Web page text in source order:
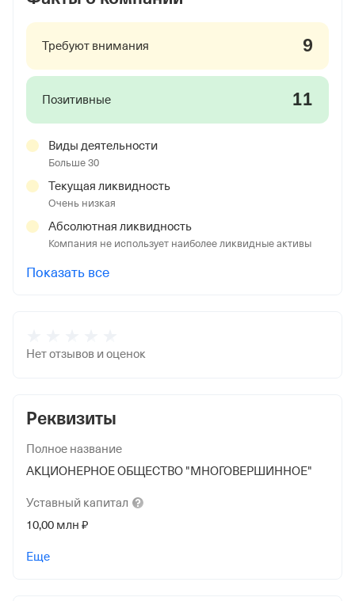
Реквизиты
Полное название
АКЦИОНЕРНОЕ ОБЩЕСТВО "МНОГОВЕРШИННОЕ"
Уставный капитал
10,00 млн ₽
7 марта 2000
Еще
Требуют внимания 9
Позитивные 11
Виды деятельности
Больше 30
Текущая ликвидность
Очень низкая
Абсолютная ликвидность
Компания не использует наиболее ликвидные активы
Показать все
Нет отзывов и оценок